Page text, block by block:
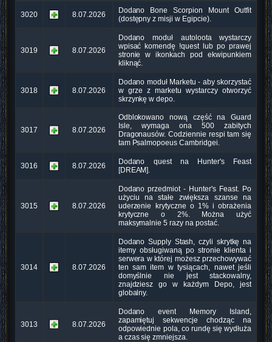
3020 8.07.2026
Dodano Bone Scorpion Mount Outfit
(dostępny z misji w Egipcie).
3019 8.07.2026
Dodano moduł autoloota wystarczy
wpisać komendę !quest lub po prawej
stronie w ikonkach pod ekwipunkiem
kliknąć.
3018 8.07.2026
Dodano moduł Marketu - aby skorzystać
w grze z marketu wystarczy otworzyć
skrzynkę w depo.
3017 8.07.2026
Odblokowano nową część na Guard
Isle, wymaga ona 500 zabitych
Dragonausów. Codziennie respi tam się
tam Psalmopoeus Cambridgei.
3016 8.07.2026 Dodano quest na Hunter's Feast
[DREAM].
3015 8.07.2026
Dodano przedmiot - Hunter's Feast. Po
użyciu na stałe zwiększa szanse na
uderzenie krytyczne o 1% i obrażenia
krytyczne o 2%. Można użyć
maksymalnie 5 razy na postać.
3014 8.07.2026
Dodano Supply Stash, czyli skrytkę na
itemy obsługiwaną po stronie klienta i
serwera w której możesz przechowywać
ten sam item w tysiącach, nawet jeśli
domyślnie nie jest stackowalny,
znajdziesz go w każdym Depo, jest
globalny.
3013 8.07.2026
Dodano event Memory Island,
zapamiętuj sekwencje chodząc na
odpowiednie pola, co rundę się wydłuża
a czas się zmniejsza.